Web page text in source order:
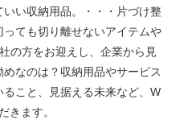
い収納用品。・・・片づけ整
ても切り離せないアイテムや
の方をお迎えし、企業から見
なのは？収納用品やサービス
こと、見据える未来など、W
きます。